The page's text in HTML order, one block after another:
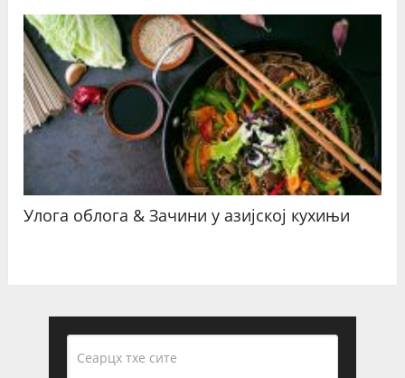
Улога облога & Зачини у азијској кухињи